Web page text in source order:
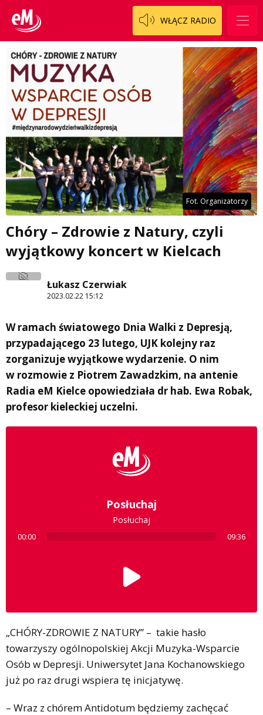
WŁĄCZ RADIO
Fot. Organizatorzy
Chóry – Zdrowie z Natury, czyli
wyjątkowy koncert w Kielcach
Łukasz Czerwiak
2023.02.22 15:12
W ramach światowego Dnia Walki z Depresją,
przypadającego 23 lutego, UJK kolejny raz
zorganizuje wyjątkowe wydarzenie. O nim
w rozmowie z Piotrem Zawadzkim, na antenie
Radia eM Kielce opowiedziała dr hab. Ewa Robak,
profesor kieleckiej uczelni.
Posłuchaj
Posłuchaj
00:00 09:36
„CHÓRY-ZDROWIE Z NATURY” – takie hasło
towarzyszy ogólnopolskiej Akcji Muzyka-Wsparcie
Osób w Depresji. Uniwersytet Jana Kochanowskiego
już po raz drugi wspiera tę inicjatywę.
– Wraz z chórem Antidotum będziemy zachęcać